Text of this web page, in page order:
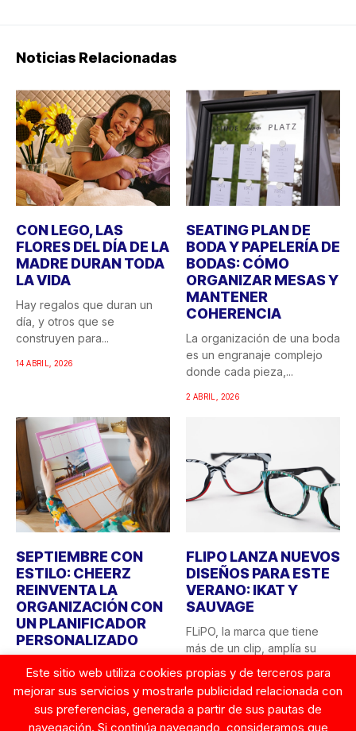
Noticias Relacionadas
CON LEGO, LAS
FLORES DEL DÍA DE LA
MADRE DURAN TODA
LA VIDA
Hay regalos que duran un
día, y otros que se
construyen para...
14 ABRIL, 2026
SEATING PLAN DE
BODA Y PAPELERÍA DE
BODAS: CÓMO
ORGANIZAR MESAS Y
MANTENER
COHERENCIA
La organización de una boda
es un engranaje complejo
donde cada pieza,...
2 ABRIL, 2026
SEPTIEMBRE CON
ESTILO: CHEERZ
REINVENTA LA
ORGANIZACIÓN CON
UN PLANIFICADOR
PERSONALIZADO
trae consigo esa sensación
de “vuelta a...
26 AGOSTO, 2025
FLIPO LANZA NUEVOS
DISEÑOS PARA ESTE
VERANO: IKAT Y
SAUVAGE
FLiPO, la marca que tiene
más de un clip, amplía su
23 JUNIO, 2025
Este sitio web utiliza cookies propias y de terceros para
mejorar sus servicios y mostrarle publicidad relacionada con
sus preferencias, generada a partir de sus pautas de
navegación. Si continúa navegando, consideramos que